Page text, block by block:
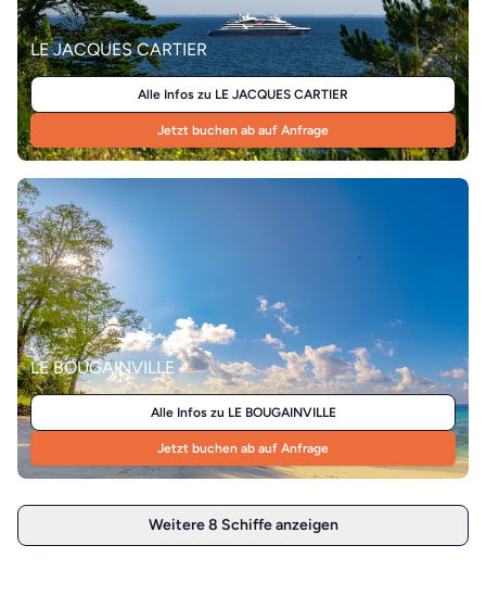
LE JACQUES CARTIER
Alle Infos zu LE JACQUES CARTIER
Jetzt buchen ab auf Anfrage
LE BOUGAINVILLE
Alle Infos zu LE BOUGAINVILLE
Jetzt buchen ab auf Anfrage
Weitere 8 Schiffe anzeigen